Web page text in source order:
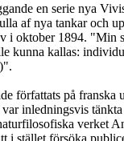
en serie nya
af nya tankar och
i oktober 1894. "Min
kunna kallas:
författats på franska
inledningsvis
verket
i stället försöka